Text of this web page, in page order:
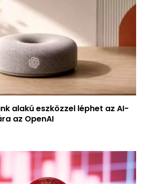
alakú eszközzel léphet az AI-
az OpenAI